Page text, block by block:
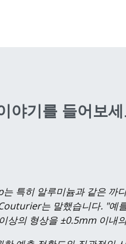
야기를 들어보
는 특히 알루미늄과 같은 까
는 말했습니다. "예
상의 형상을 ±0.5mm 이내